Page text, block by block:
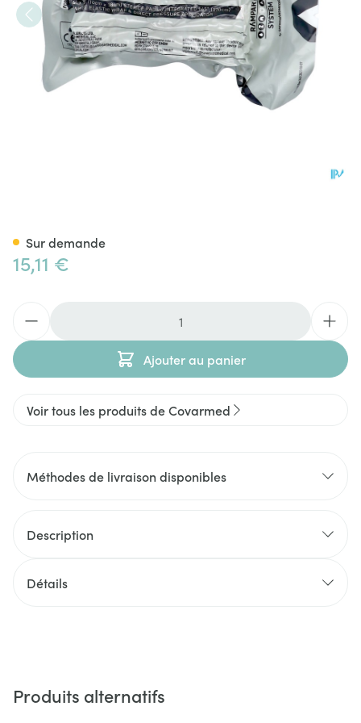
15,11 €
Ajouter au panier
Sur demande
Voir tous les produits de Covarmed
Méthodes de livraison disponibles
Description
Détails
Produits alternatifs